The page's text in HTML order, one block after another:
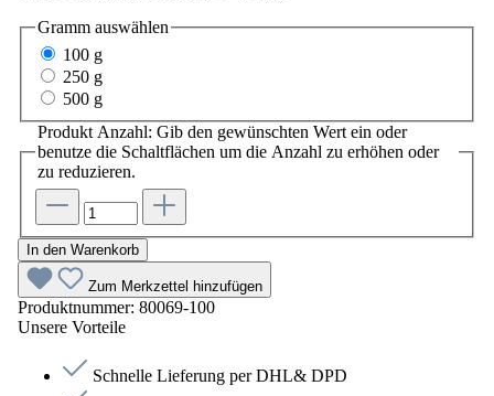
Gramm auswählen
100 g
250 g
500 g
Produkt Anzahl: Gib den gewünschten Wert ein oder
benutze die Schaltflächen um die Anzahl zu erhöhen oder
zu reduzieren.
In den Warenkorb
Zum Merkzettel hinzufügen
Produktnummer: 80069-100
Unsere Vorteile
Schnelle Lieferung per DHL& DPD